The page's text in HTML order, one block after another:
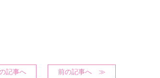
記事へ 前の記事へ ≫